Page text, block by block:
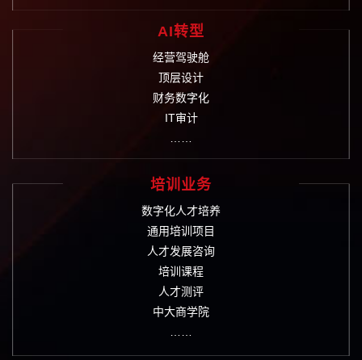
AI转型
经营驾驶舱
顶层设计
财务数字化
IT审计
培训业务
数字化人才培养
通用培训项目
人才发展咨询
培训课程
人才测评
中大商学院